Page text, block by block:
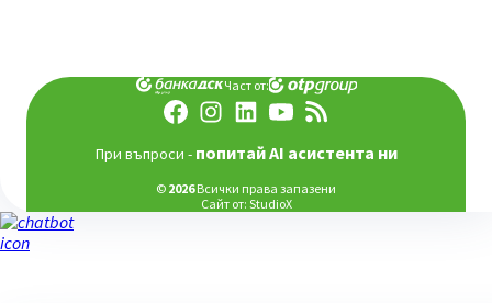
Част от:
При въпроси - попитай AI асистента ни
© 2026Всички права запазени
Сайт от: StudioX